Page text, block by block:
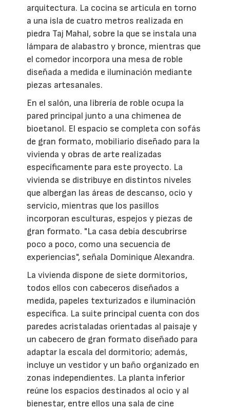
arquitectura. La cocina se articula en torno
a una isla de cuatro metros realizada en
piedra Taj Mahal, sobre la que se instala una
lámpara de alabastro y bronce, mientras que
el comedor incorpora una mesa de roble
diseñada a medida e iluminación mediante
piezas artesanales.
En el salón, una librería de roble ocupa la
pared principal junto a una chimenea de
bioetanol. El espacio se completa con sofás
de gran formato, mobiliario diseñado para la
vivienda y obras de arte realizadas
específicamente para este proyecto. La
vivienda se distribuye en distintos niveles
que albergan las áreas de descanso, ocio y
servicio, mientras que los pasillos
incorporan esculturas, espejos y piezas de
gran formato. "La casa debía descubrirse
poco a poco, como una secuencia de
experiencias", señala Dominique Alexandra.
La vivienda dispone de siete dormitorios,
todos ellos con cabeceros diseñados a
medida, papeles texturizados e iluminación
específica. La suite principal cuenta con dos
paredes acristaladas orientadas al paisaje y
un cabecero de gran formato diseñado para
adaptar la escala del dormitorio; además,
incluye un vestidor y un baño organizado en
zonas independientes. La planta inferior
reúne los espacios destinados al ocio y al
bienestar, entre ellos una sala de cine